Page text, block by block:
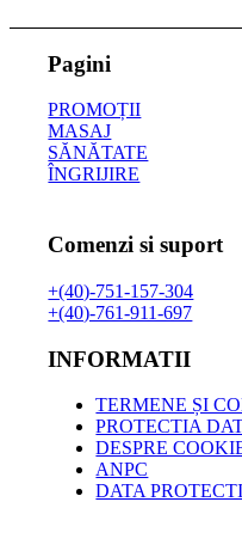
Pagini
PROMOȚII
MASAJ
SĂNĂTATE
ÎNGRIJIRE
Comenzi si suport
+(40)-751-157-304
+(40)-761-911-697
INFORMATII
TERMENE ȘI
PROTECTIA
DESPRE
ANPC
DATA